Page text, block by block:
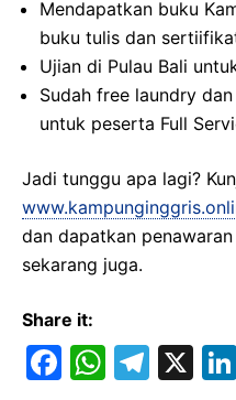
Mendapatkan buku
buku tulis dan
Ujian di Pulau Bali
Sudah free laundry
untuk peserta Full
Jadi tunggu apa lagi?
dan dapatkan
sekarang juga.
Share it:
F
W T
X